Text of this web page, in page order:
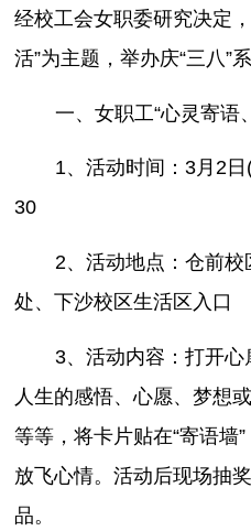
经校工会女职委研究决定
活”为主题，举办庆“三八”
一、女职工“心灵寄语
1、活动时间：3月2
30
2、活动地点：仓前
处、下沙校区生活区入口
3、活动内容：打开
人生的感悟、心愿、梦想
等等，将卡片贴在“寄语墙
放飞心情。活动后现场抽
品。